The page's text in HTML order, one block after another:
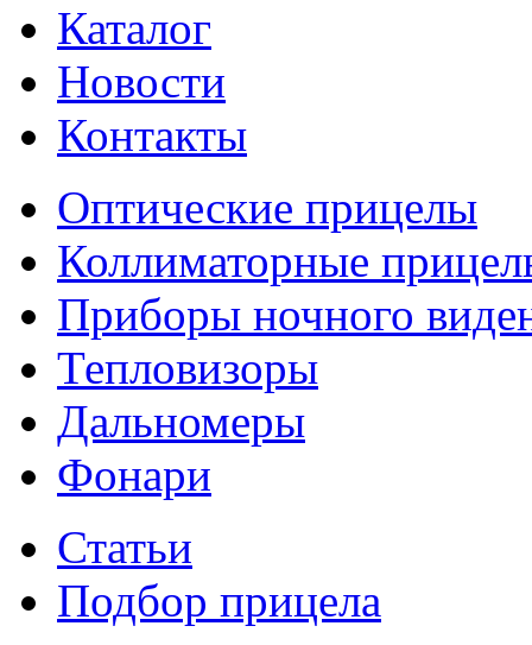
Каталог
Новости
Контакты
Оптические прицелы
Коллиматорные
Приборы ночного
Тепловизоры
Дальномеры
Фонари
Статьи
Подбор прицела